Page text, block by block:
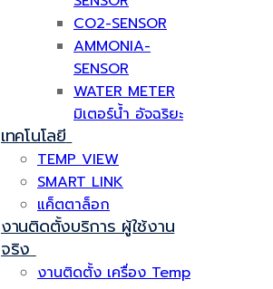
CO2-SENSOR
AMMONIA-
SENSOR
WATER METER
มิเตอร์น้ำ อัจฉริยะ
เทคโนโลยี
TEMP VIEW
SMART LINK
แค็ตตาล็อก
งานติดตั้งบริการ ผู้ใช้งาน
จริง
งานติดตั้ง เครื่อง Temp